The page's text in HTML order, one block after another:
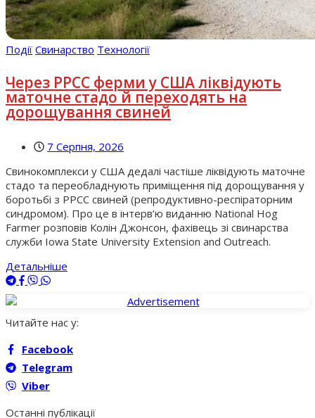
Події Свинарство Технології
Через РРСС ферми у США ліквідують
маточне стадо й переходять на
дорощування свиней
7 Серпня, 2026
Свинокомплекси у США дедалі частіше ліквідують маточне
стадо та переобладнують приміщення під дорощування у
боротьбі з РРСС свиней (репродуктивно-респіраторним
синдромом). Про це в інтерв’ю виданню National Hog
Farmer розповів Колін Джонсон, фахівець зі свинарства
служби Iowa State University Extension and Outreach.
Детальніше
Читайте нас у:
Facebook
Telegram
Viber
Останні публікації